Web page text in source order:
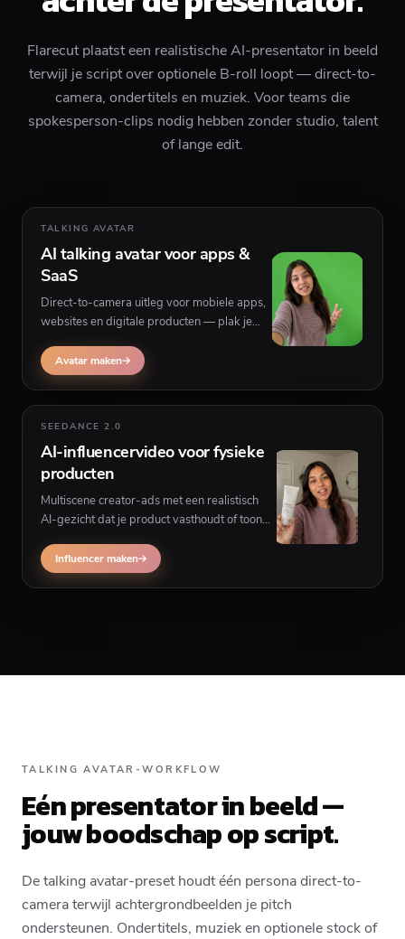
Flarecut plaatst een realistische AI-presentator in beeld
terwijl je script over optionele B-roll loopt — direct-to-
camera, ondertitels en muziek. Voor teams die
spokesperson-clips nodig hebben zonder studio, talent
of lange edit.
TALKING AVATAR
AI talking avatar voor apps &
SaaS
Direct-to-camera uitleg voor mobiele apps,
websites en digitale producten — plak je
geloofwaardige levering op camera met
optionele beelden achter de spreker.
Avatar maken
SEEDANCE 2.0
AI-influencervideo voor fysieke
producten
Multiscene creator-ads met een realistisch
AI-gezicht dat je product vasthoudt of toont
hebt in plaats van een hoek-presentator.
Influencer maken
TALKING AVATAR-WORKFLOW
Eén presentator in beeld —
jouw boodschap op script.
De talking avatar-preset houdt één persona direct-to-
camera terwijl achtergrondbeelden je pitch
ondersteunen. Ondertitels, muziek en optionele stock of